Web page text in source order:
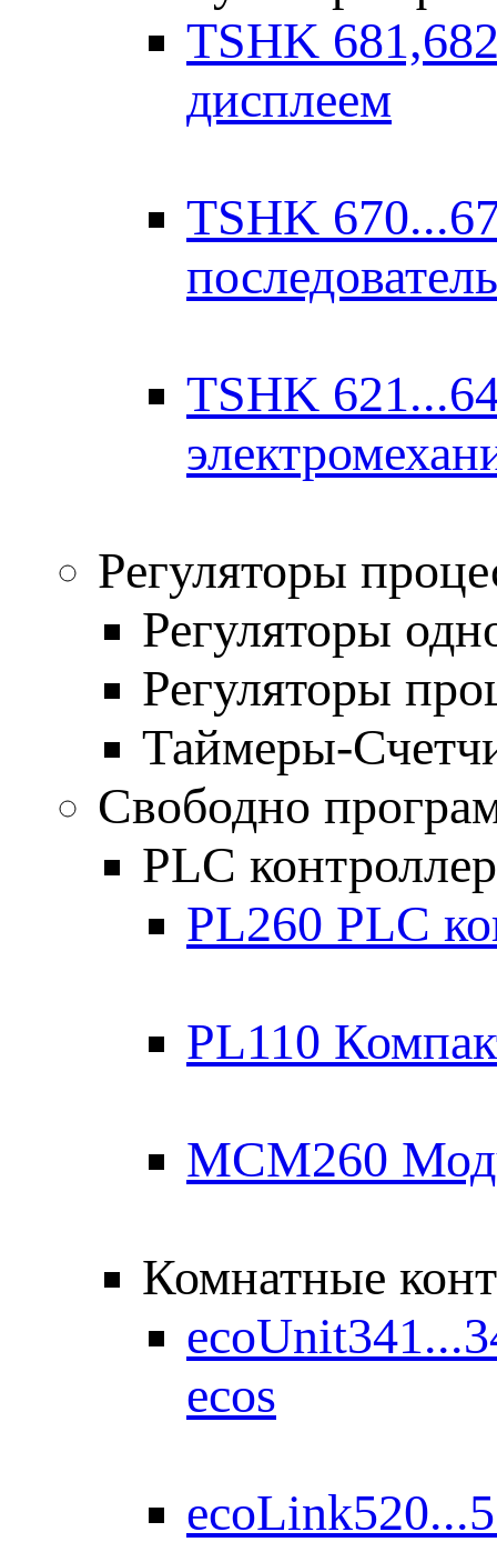
TSHK
дисплеем
TSHK
TSHK
Регуляторы
Регуляторы
Регуляторы
Таймеры-
Свободно
PLC
PL260 PLC
PL110
MCM260
Комнатные
ecos